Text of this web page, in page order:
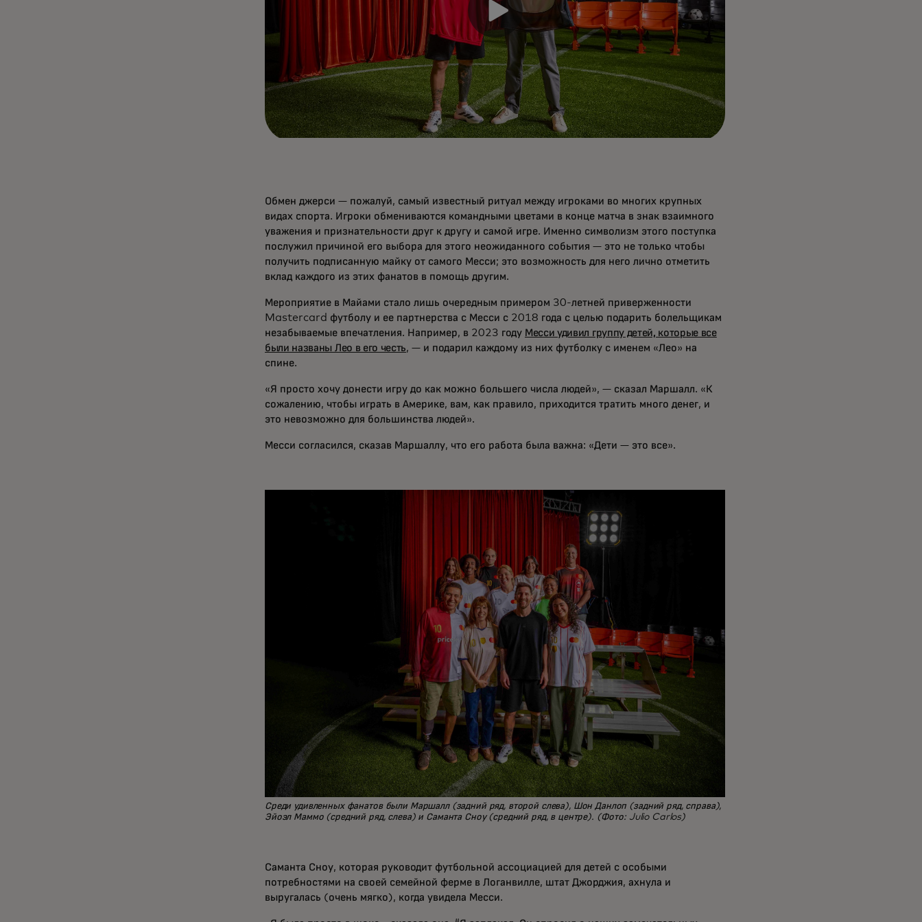
Обмен джерси — пожалуй, самый известный ритуал между игроками во многих крупных
видах спорта. Игроки обмениваются командными цветами в конце матча в знак взаимного
уважения и признательности друг к другу и самой игре. Именно символизм этого поступка
послужил причиной его выбора для этого неожиданного события — это не только чтобы
получить подписанную майку от самого Месси; это возможность для него лично отметить
вклад каждого из этих фанатов в помощь другим.
Мероприятие в Майами стало лишь очередным примером 30-летней приверженности
Mastercard футболу и ее партнерства с Месси с 2018 года с целью подарить болельщикам
незабываемые впечатления. Например, в 2023 году Месси удивил группу детей, которые все
были названы Лео в его честь, — и подарил каждому из них футболку с именем «Лео» на
спине.
«Я просто хочу донести игру до как можно большего числа людей», — сказал Маршалл. «К
сожалению, чтобы играть в Америке, вам, как правило, приходится тратить много денег, и
это невозможно для большинства людей».
Месси согласился, сказав Маршаллу, что его работа была важна: «Дети — это все».
Среди удивленных фанатов были Маршалл (задний ряд, второй слева), Шон Данлоп (задний ряд, справа),
Эйоэл Маммо (средний ряд, слева) и Саманта Сноу (средний ряд, в центре). (Фото: Julio Carlos)
Саманта Сноу, которая руководит футбольной ассоциацией для детей с особыми
потребностями на своей семейной ферме в Логанвилле, штат Джорджия, ахнула и
выругалась (очень мягко), когда увидела Месси.